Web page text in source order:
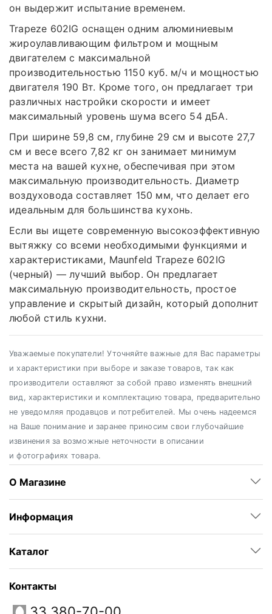
он выдержит испытание временем.
Trapeze 602IG оснащен одним алюминиевым
жироулавливающим фильтром и мощным
двигателем с максимальной
производительностью 1150 куб. м/ч и мощностью
двигателя 190 Вт. Кроме того, он предлагает три
различных настройки скорости и имеет
максимальный уровень шума всего 54 дБА.
При ширине 59,8 см, глубине 29 см и высоте 27,7
см и весе всего 7,82 кг он занимает минимум
места на вашей кухне, обеспечивая при этом
максимальную производительность. Диаметр
воздуховода составляет 150 мм, что делает его
идеальным для большинства кухонь.
Если вы ищете современную высокоэффективную
вытяжку со всеми необходимыми функциями и
характеристиками, Maunfeld Trapeze 602IG
(черный) — лучший выбор. Он предлагает
максимальную производительность, простое
управление и скрытый дизайн, который дополнит
любой стиль кухни.
Уважаемые покупатели! Уточняйте важные для Вас параметры
и характеристики при выборе и заказе товаров, так как
производители оставляют за собой право изменять внешний
вид, характеристики и комплектацию товара, предварительно
не уведомляя продавцов и потребителей. Мы очень надеемся
на Ваше понимание и заранее приносим свои глубочайшие
извинения за возможные неточности в описании
и фотографиях товара.
О Магазине
Информация
Каталог
Контакты